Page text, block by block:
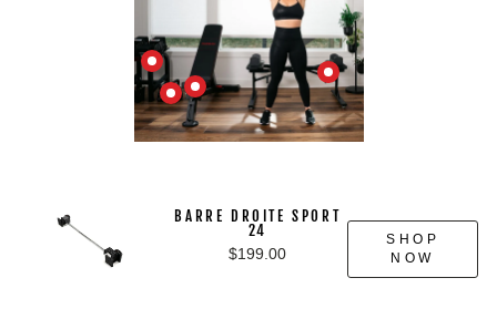
BARRE DROITE SPORT
24
$199.00
SHOP
NOW